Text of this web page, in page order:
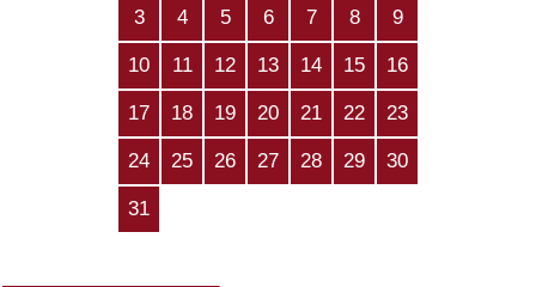
3 4 5 6 7 8 9
10 11 12 13 14 15 16
17 18 19 20 21 22 23
24 25 26 27 28 29 30
31